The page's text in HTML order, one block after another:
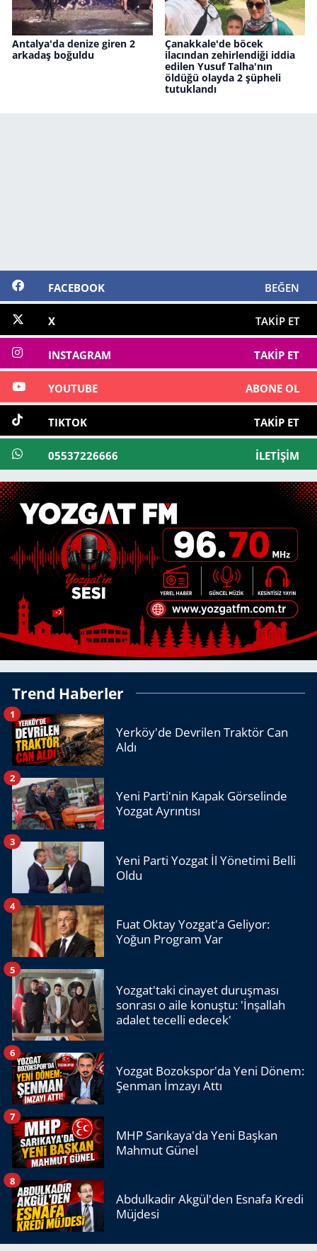
Antalya'da denize giren 2
arkadaş boğuldu
Çanakkale'de böcek
ilacından zehirlendiği iddia
edilen Yusuf Talha'nın
öldüğü olayda 2 şüpheli
tutuklandı
FACEBOOK BEĞEN
X TAKIP ET
INSTAGRAM TAKIP ET
YOUTUBE ABONE OL
TIKTOK TAKIP ET
05537226666 İLETIŞIM
Trend Haberler
Yerköy'de Devrilen Traktör Can
Aldı
1
Yeni Parti'nin Kapak Görselinde
Yozgat Ayrıntısı
2
Yeni Parti Yozgat İl Yönetimi Belli
Oldu
3
Fuat Oktay Yozgat'a Geliyor:
Yoğun Program Var
4
Yozgat'taki cinayet duruşması
sonrası o aile konuştu: 'İnşallah
adalet tecelli edecek'
5
Yozgat Bozokspor'da Yeni Dönem:
Şenman İmzayı Attı
6
MHP Sarıkaya'da Yeni Başkan
Mahmut Günel
7
Abdulkadir Akgül'den Esnafa Kredi
Müjdesi
8